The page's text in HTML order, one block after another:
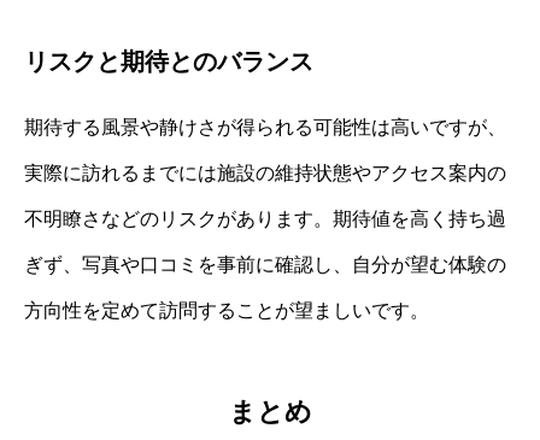
リスクと期待とのバランス
期待する風景や静けさが得られる可能性は高いですが、
実際に訪れるまでには施設の維持状態やアクセス案内の
不明瞭さなどのリスクがあります。期待値を高く持ち過
ぎず、写真や口コミを事前に確認し、自分が望む体験の
方向性を定めて訪問することが望ましいです。
まとめ